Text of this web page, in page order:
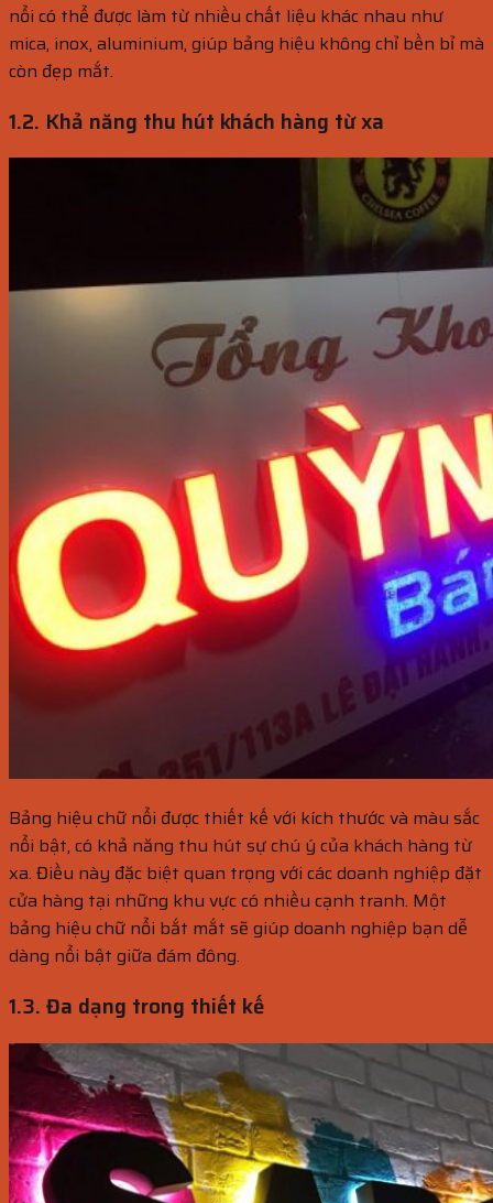
nổi có thể được làm từ nhiều chất liệu khác nhau như
mica, inox, aluminium, giúp bảng hiệu không chỉ bền bỉ mà
còn đẹp mắt.
1.2. Khả năng thu hút khách hàng từ xa
Bảng hiệu chữ nổi được thiết kế với kích thước và màu sắc
nổi bật, có khả năng thu hút sự chú ý của khách hàng từ
xa. Điều này đặc biệt quan trọng với các doanh nghiệp đặt
cửa hàng tại những khu vực có nhiều cạnh tranh. Một
bảng hiệu chữ nổi bắt mắt sẽ giúp doanh nghiệp bạn dễ
dàng nổi bật giữa đám đông.
1.3. Đa dạng trong thiết kế